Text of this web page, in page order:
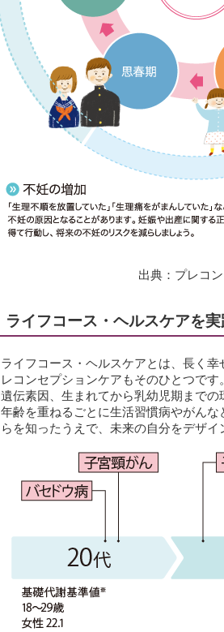
出典：プレコ
ライフコース・ヘルスケアを実
ライフコース・ヘルスケアとは、長く
レコンセプションケアもそのひとつです。
遺伝素因、生まれてから乳幼児期までの
年齢を重ねるごとに生活習慣病やがん
らを知ったうえで、未来の自分をデザイ